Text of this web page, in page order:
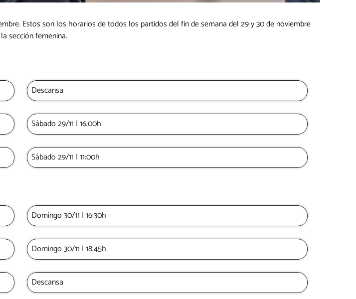
Estos son los horarios de todos los partidos del fin de semana del 29 y 30 de noviembre
sección femenina.
Descansa
Sábado 29/11 | 16:00h
Sábado 29/11 | 11:00h
Domingo 30/11 | 16:30h
Domingo 30/11 | 18:45h
Descansa